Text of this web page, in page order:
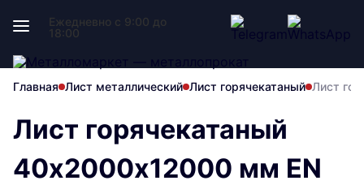
Ежедневно с 9:00 до
18:00
Главная Лист металлический Лист горячекатаный Лист
Лист горячекатаный
40х2000х12000 мм EN